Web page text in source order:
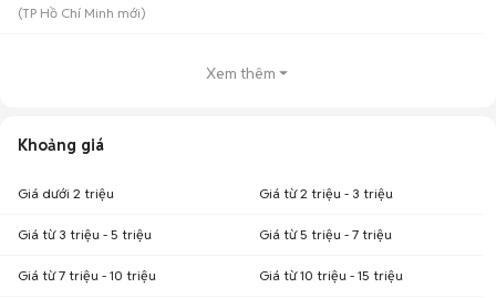
(TP Hồ Chí Minh mới)
Xem thêm
Khoảng giá
Giá dưới 2 triệu Giá từ 2 triệu - 3 triệu
Giá từ 3 triệu - 5 triệu Giá từ 5 triệu - 7 triệu
Giá từ 7 triệu - 10 triệu Giá từ 10 triệu - 15 triệu